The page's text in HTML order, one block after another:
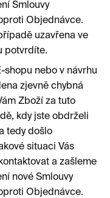
Smlouvy
Objednávce.
uzavřena ve
potvrdíte.
shopu nebo v návrhu
zjevně chybná
Zboží za tuto
kdy jste obdrželi
tedy došlo
situaci Vás
a zašleme
nové Smlouvy
Objednávce.